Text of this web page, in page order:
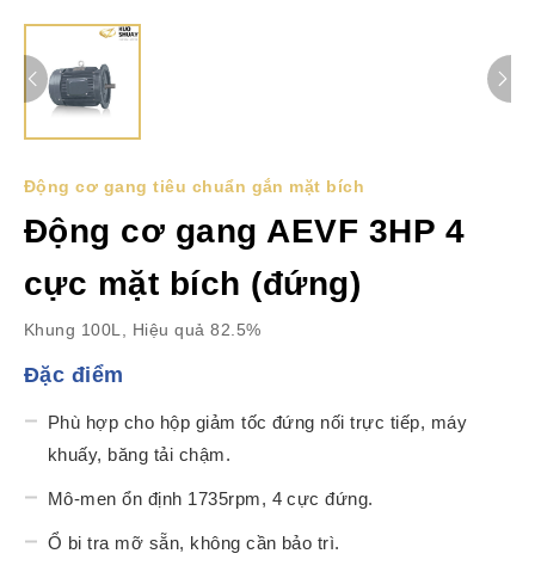
Động cơ gang tiêu chuẩn gắn mặt bích
Động cơ gang AEVF 3HP 4
cực mặt bích (đứng)
Khung 100L, Hiệu quả 82.5%
Đặc điểm
Phù hợp cho hộp giảm tốc đứng nối trực tiếp, máy
khuấy, băng tải chậm.
Mô-men ổn định 1735rpm, 4 cực đứng.
Ổ bi tra mỡ sẵn, không cần bảo trì.